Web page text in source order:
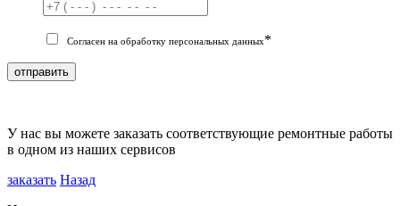
Согласен на обработку персональных данных*
отправить
У нас вы можете заказать соответствующие ремонтные работы
в одном из наших сервисов
заказать Назад